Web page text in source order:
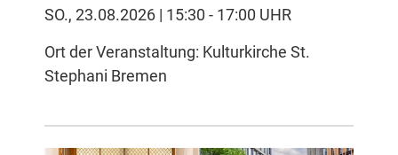
SO., 23.08.2026 | 15:30 - 17:00 UHR
Ort der Veranstaltung: Kulturkirche St.
Stephani Bremen